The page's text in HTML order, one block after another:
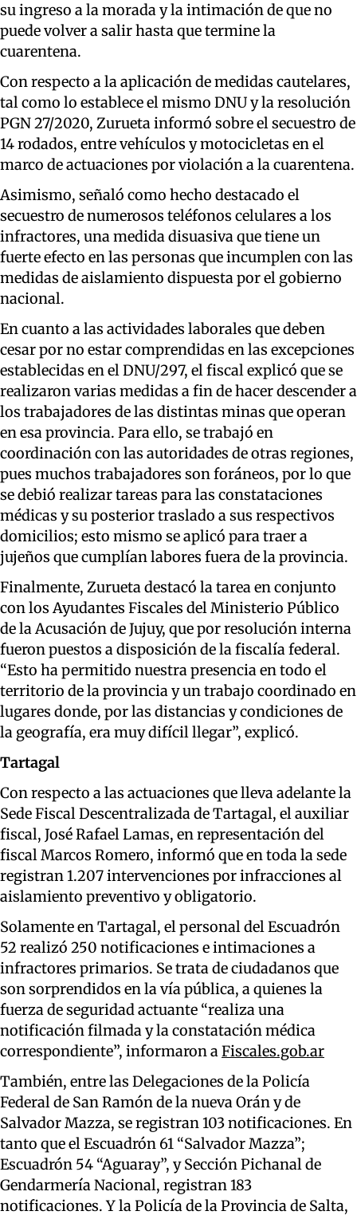
su ingreso a la morada y la intimación de que no
puede volver a salir hasta que termine la
cuarentena.
Con respecto a la aplicación de medidas cautelares,
tal como lo establece el mismo DNU y la resolución
PGN 27/2020, Zurueta informó sobre el secuestro de
14 rodados, entre vehículos y motocicletas en el
marco de actuaciones por violación a la cuarentena.
Asimismo, señaló como hecho destacado el
secuestro de numerosos teléfonos celulares a los
infractores, una medida disuasiva que tiene un
fuerte efecto en las personas que incumplen con las
medidas de aislamiento dispuesta por el gobierno
nacional.
En cuanto a las actividades laborales que deben
cesar por no estar comprendidas en las excepciones
establecidas en el DNU/297, el fiscal explicó que se
realizaron varias medidas a fin de hacer descender a
los trabajadores de las distintas minas que operan
en esa provincia. Para ello, se trabajó en
coordinación con las autoridades de otras regiones,
pues muchos trabajadores son foráneos, por lo que
se debió realizar tareas para las constataciones
médicas y su posterior traslado a sus respectivos
domicilios; esto mismo se aplicó para traer a
jujeños que cumplían labores fuera de la provincia.
Finalmente, Zurueta destacó la tarea en conjunto
con los Ayudantes Fiscales del Ministerio Público
de la Acusación de Jujuy, que por resolución interna
fueron puestos a disposición de la fiscalía federal.
“Esto ha permitido nuestra presencia en todo el
territorio de la provincia y un trabajo coordinado en
lugares donde, por las distancias y condiciones de
la geografía, era muy difícil llegar”, explicó.
Tartagal
Con respecto a las actuaciones que lleva adelante la
Sede Fiscal Descentralizada de Tartagal, el auxiliar
fiscal, José Rafael Lamas, en representación del
fiscal Marcos Romero, informó que en toda la sede
registran 1.207 intervenciones por infracciones al
aislamiento preventivo y obligatorio.
Solamente en Tartagal, el personal del Escuadrón
52 realizó 250 notificaciones e intimaciones a
infractores primarios. Se trata de ciudadanos que
son sorprendidos en la vía pública, a quienes la
fuerza de seguridad actuante “realiza una
notificación filmada y la constatación médica
correspondiente”, informaron aFiscales.gob.ar
También, entre las Delegaciones de la Policía
Federal de San Ramón de la nueva Orán y de
Salvador Mazza, se registran 103 notificaciones. En
tanto que el Escuadrón 61 “Salvador Mazza”;
Escuadrón 54 “Aguaray”, y Sección Pichanal de
Gendarmería Nacional, registran 183
notificaciones. Y la Policía de la Provincia de Salta,